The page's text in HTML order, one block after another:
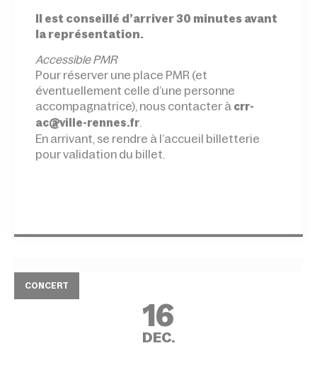
Il est conseillé d’arriver 30 minutes avant
la représentation.
Accessible PMR
Pour réserver une place PMR (et
éventuellement celle d’une personne
accompagnatrice), nous contacter à crr-
ac@ville-rennes.fr
En arrivant, se rendre à l’accueil billetterie
pour validation du billet.
CONCERT
16
DEC.